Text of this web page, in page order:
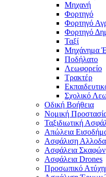
Μηχανή
Φορτηγό
Φορτηγό
Φορτηγό
Ταξί
Μηχάνημα
Ποδήλατο
Λεωφορείο
Τρακτέρ
Σχολικό
Οδική Βοήθεια
Νομική
Ταξιδιωτική
Απώλεια
Ασφάλιση
Ασφάλεια Σκαφών
Ασφάλεια Drones
Προσωπικό